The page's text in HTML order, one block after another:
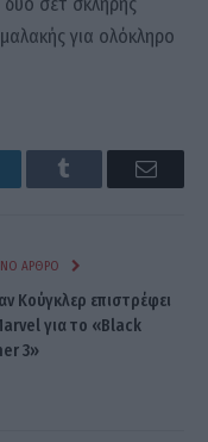
για ολόκληρο
Tumblr Email
ΆΡΘΡΟ
Κούγκλερ επιστρέφει
για το «Black
3»